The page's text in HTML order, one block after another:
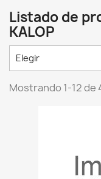
Listado de
KALOP
Elegir
Mostrando 1-12